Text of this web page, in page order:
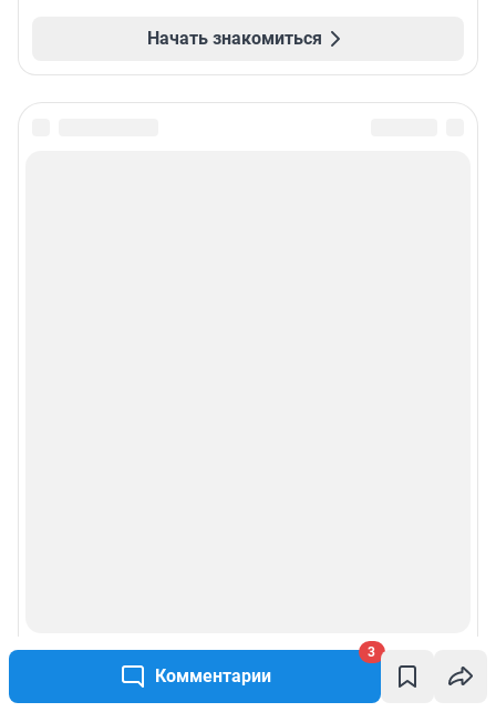
Комментарии
3
Начать знакомиться